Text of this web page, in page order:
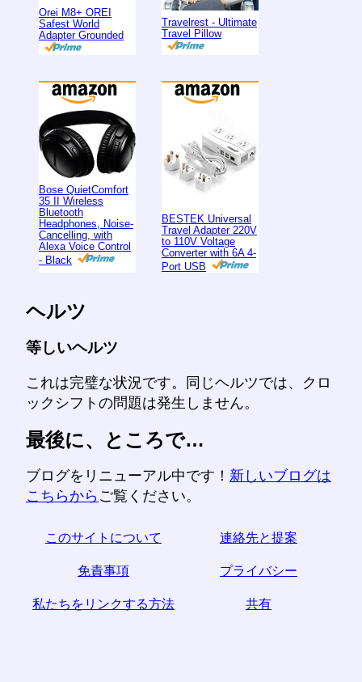
Orei M8+ OREI
Safest World
Adapter Grounded
Travelrest - Ultimate
Travel Pillow
Bose QuietComfort
35 II Wireless
Bluetooth
Headphones, Noise-
Cancelling, with
Alexa Voice Control
- Black
BESTEK Universal
Travel Adapter 220V
to 110V Voltage
Converter with 6A 4-
Port USB
ヘルツ
等しいヘルツ
これは完璧な状況です。同じヘルツでは、クロ
ックシフトの問題は発生しません。
最後に、ところで…
ブログをリニューアル中です！ 新しいブログは
こちらから ご覧ください。
このサイトについて 連絡先と提案
免責事項 プライバシー
私たちをリンクする方法 共有